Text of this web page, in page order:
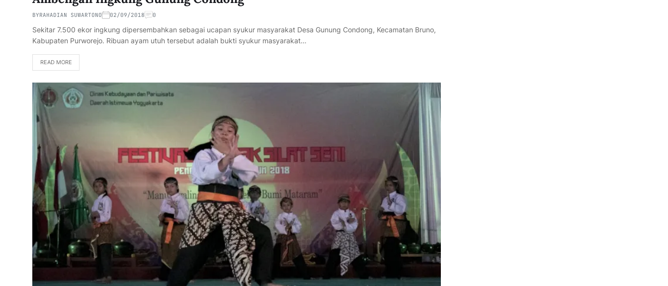
BYRAHADIAN SUWARTONO 02/09/2018 0
Sekitar 7.500 ekor ingkung dipersembahkan sebagai ucapan syukur masyarakat Desa Gunung Condong, Kecamatan Bruno,
Kabupaten Purworejo. Ribuan ayam utuh tersebut adalah bukti syukur masyarakat…
READ MORE